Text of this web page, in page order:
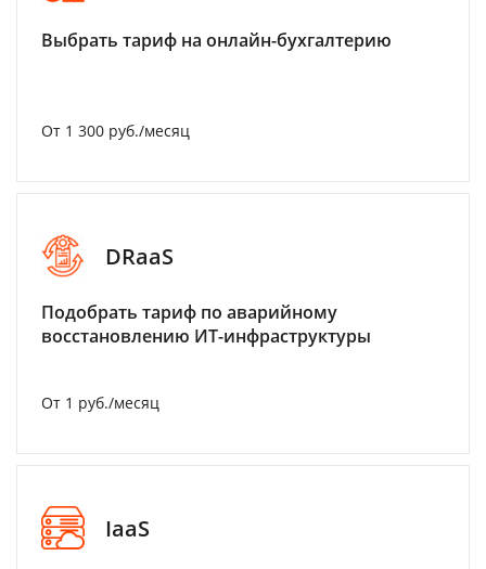
Выбрать тариф на онлайн-бухгалтерию
От 1 300 руб./месяц
DRaaS
Подобрать тариф по аварийному
восстановлению ИТ-инфраструктуры
От 1 руб./месяц
IaaS